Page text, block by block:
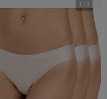
1 / 3